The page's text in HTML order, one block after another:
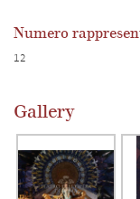
Numero
12
Gallery